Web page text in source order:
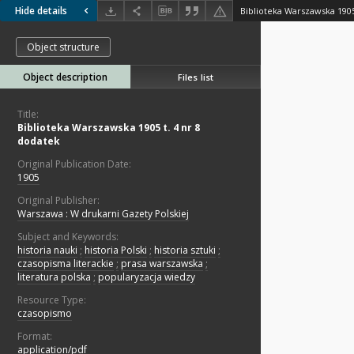
Hide details Biblioteka Warszawska
Object structure
Object description Files list
Title:
Biblioteka Warszawska 1905 t. 4 nr 8
dodatek
Original Publication Date:
1905
Original Publisher:
Warszawa : W drukarni Gazety Polskiej
Subject and Keywords:
historia nauki ; historia Polski ; historia sztuki ;
czasopisma literackie ; prasa warszawska ;
literatura polska ; popularyzacja wiedzy
Resource Type:
czasopismo
Format:
application/pdf